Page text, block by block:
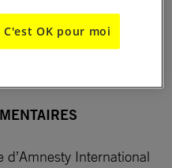
79 46 63 / 01 43 67 27
International
C'est OK pour moi